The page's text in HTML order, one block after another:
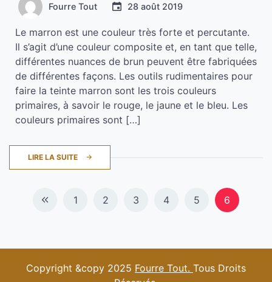
Fourre Tout 28 août 2019
Le marron est une couleur très forte et percutante.
Il s’agit d’une couleur composite et, en tant que telle,
différentes nuances de brun peuvent être fabriquées
de différentes façons. Les outils rudimentaires pour
faire la teinte marron sont les trois couleurs
primaires, à savoir le rouge, le jaune et le bleu. Les
couleurs primaires sont […]
LIRE LA SUITE
1 2 3 4 5 6
Copyright &copy 2025 Fourre Tout. Tous Droits